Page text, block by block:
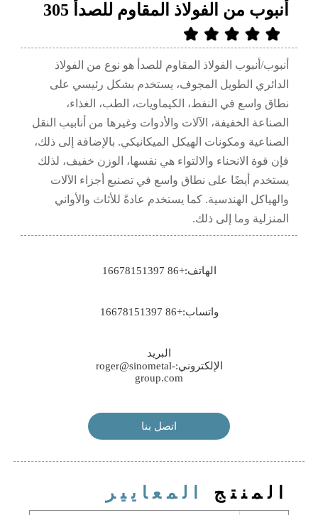
أنبوب من الفولاذ المقاوم للصدأ 305
أنبوب/أنبوب الفولاذ المقاوم للصدأ هو نوع من الفولاذ
الدائري الطويل المجوف، يستخدم بشكل رئيسي على
نطاق واسع في النفط، الكيماويات، الطب، الغذاء،
الصناعة الخفيفة، الآلات والأدوات وغيرها من أنابيب النقل
الصناعية ومكونات الهيكل الميكانيكي. بالإضافة إلى ذلك،
فإن قوة الانحناء والالتواء هي نفسها، الوزن خفيف، لذلك
يستخدم أيضًا على نطاق واسع في تصنيع أجزاء الآلات
والهياكل الهندسية. كما يستخدم عادةً للأثاث والأواني
المنزلية وما إلى ذلك.
الهاتف:+86 16678151397
واتساب:+86 16678151397
البريد
الإلكتروني:roger@sinometal-
group.com
اتصل بنا
المنتج المعايير